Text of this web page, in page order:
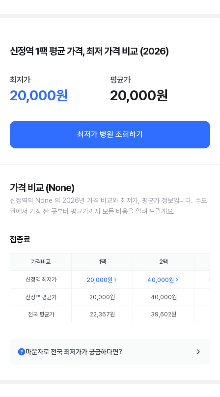
신정역 1팩 평균 가격, 최저 가격 비교 (2026)
최저가
20,000원
평균가
20,000원
최저가 병원 조회하기
가격 비교 (None)
신정역의 None 의 2026년 가격 비교와 최저가, 평균가 정보입니다. 수도
권에서 가장 싼 곳부터 평균가까지 모든 비용을 알려 드릴게요.
접종료
가격비교 1팩 2팩
신정역최저가 20,000원 40,000원
신정역평균가 20,000원 40,000원
전국 평균가 22,367원 39,602원
마운자로 전국 최저가가 궁금하다면?